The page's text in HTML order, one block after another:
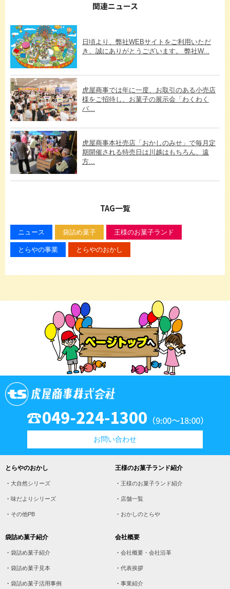
関連ニュース
日頃より、弊社WEBサイトをご利用いただ
き、誠にありがとうございます。 弊社W...
虎屋商事では年に一度、お取引のある小売店
様をご招待し、お菓子の展示会「わくわく
バ...
虎屋商事本社売店「おかしのみせ」で毎月定
期開催される特売日は川越はもちろん、遠
方...
TAG一覧
ニュース 袋詰め菓子 王様のお菓子ランド
とらやの事業 とらやのおかし
お問い合わせ
とらやのおかし
大自然シリーズ
味だよりシリーズ
その他PB
王様のお菓子ランド紹介
王様のお菓子ランド紹介
店舗一覧
おかしのとらや
袋詰め菓子紹介
袋詰め菓子紹介
袋詰め菓子見本
袋詰め菓子活用事例
会社概要
会社概要・会社沿革
代表挨拶
事業紹介